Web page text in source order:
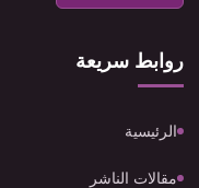
روابط سريعة
الرئيسية
مقالات الناشر